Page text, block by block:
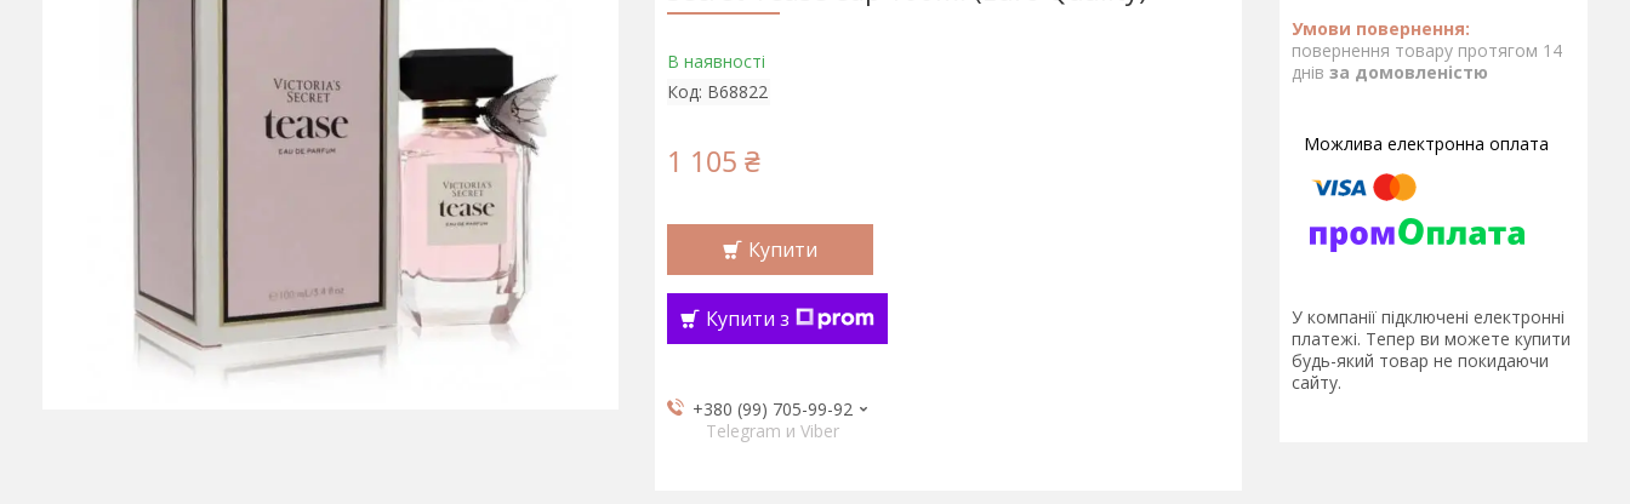
В наявності
Код: B68822
1 105 ₴
Купити
Купити з
+380 (99) 705-99-92
Telegram и Viber
повернення товару протягом 14
днів за домовленістю
У компанії підключені електронні
платежі. Тепер ви можете купити
будь-який товар не покидаючи
сайту.